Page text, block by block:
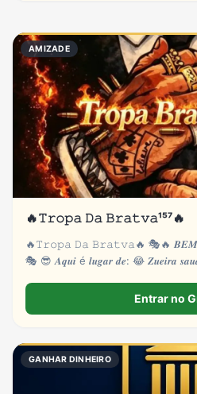
AMIZADE
🔥𝚃𝚛𝚘𝚙𝚊 𝙳𝚊 𝙱𝚛𝚊𝚝𝚟𝚊¹⁵⁷🔥
🔥𝚃𝚛𝚘𝚙𝚊 𝙳𝚊 𝙱𝚛𝚊𝚝𝚟𝚊🔥 🎭🔥
🎭 😎 𝑨𝒒𝒖𝒊 é 𝒍𝒖𝒈𝒂𝒓 𝒅𝒆: 😂 𝒁𝒖𝒆𝒊𝒓𝒂
Entrar no
GANHAR DINHEIRO